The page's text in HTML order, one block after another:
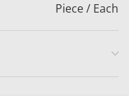
Piece / Each